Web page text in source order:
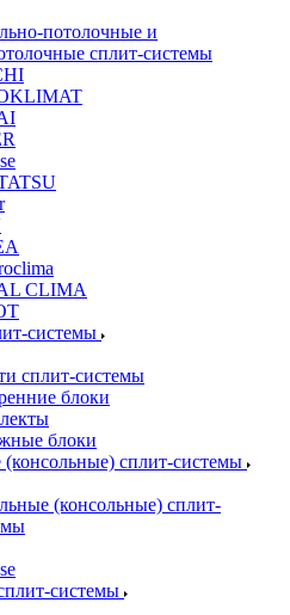
потолочные и
сплит-системы
CLIMA
системы
сплит-системы
блоки
блоки
сплит-системы
(консольные) сплит-
системы